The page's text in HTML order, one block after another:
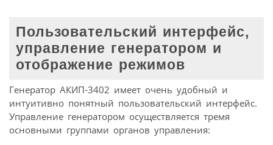
Пользовательский интерфейс,
управление генератором и
отображение режимов
Генератор АКИП-3402 имеет очень удобный и
интуитивно понятный пользовательский интерфейс.
Управление генератором осуществляется тремя
основными группами органов управления: